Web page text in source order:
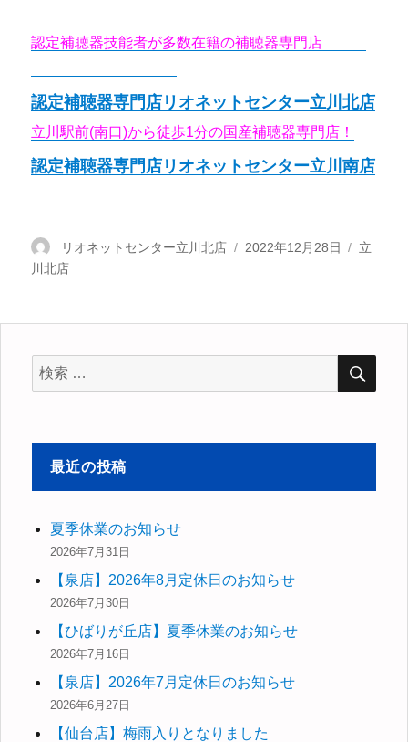
認定補聴器技能者が多数在籍の補聴器専門店
認定補聴器専門店リオネットセンター立川北店
立川駅前(南口)から徒歩1分の国産補聴器専門店！
認定補聴器専門店リオネットセンター立川南店
投
稿
リオネットセンター立川北店
投
2022年12月28日
カ
立
川北店
検
索
象:
検
最近の投稿
夏季休業のお知らせ
2026年7月31日
【泉店】2026年8月定休日のお知らせ
2026年7月30日
【ひばりが丘店】夏季休業のお知らせ
2026年7月16日
【泉店】2026年7月定休日のお知らせ
2026年6月27日
【仙台店】梅雨入りとなりました